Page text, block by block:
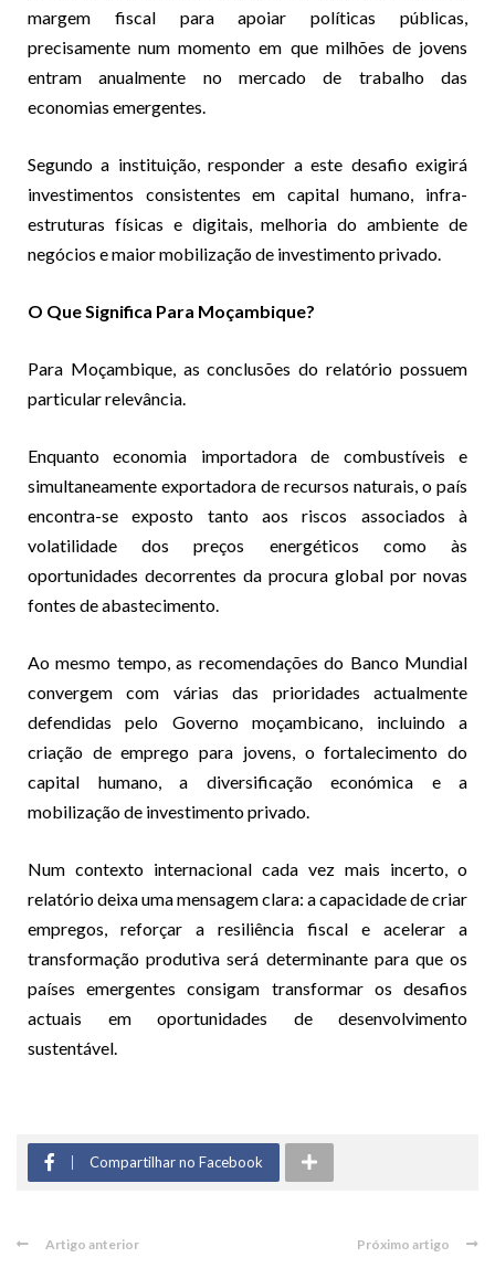
margem fiscal para apoiar políticas públicas,
precisamente num momento em que milhões de jovens
entram anualmente no mercado de trabalho das
economias emergentes.
Segundo a instituição, responder a este desafio exigirá
investimentos consistentes em capital humano, infra-
estruturas físicas e digitais, melhoria do ambiente de
negócios e maior mobilização de investimento privado.
O Que Significa Para Moçambique?
Para Moçambique, as conclusões do relatório possuem
particular relevância.
Enquanto economia importadora de combustíveis e
simultaneamente exportadora de recursos naturais, o país
encontra-se exposto tanto aos riscos associados à
volatilidade dos preços energéticos como às
oportunidades decorrentes da procura global por novas
fontes de abastecimento.
Ao mesmo tempo, as recomendações do Banco Mundial
convergem com várias das prioridades actualmente
defendidas pelo Governo moçambicano, incluindo a
criação de emprego para jovens, o fortalecimento do
capital humano, a diversificação económica e a
mobilização de investimento privado.
Num contexto internacional cada vez mais incerto, o
relatório deixa uma mensagem clara: a capacidade de criar
empregos, reforçar a resiliência fiscal e acelerar a
transformação produtiva será determinante para que os
países emergentes consigam transformar os desafios
actuais em oportunidades de desenvolvimento
sustentável.
Compartilhar no Facebook
Artigo anterior Próximo artigo